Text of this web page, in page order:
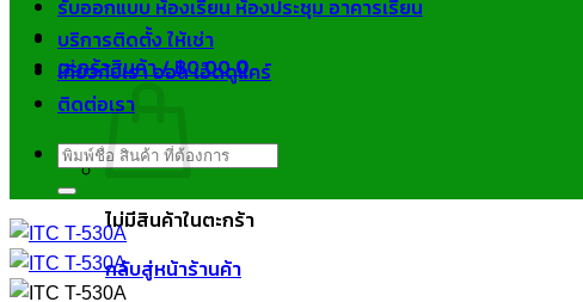
ตะกร้าสินค้า /฿0.000
ไม่มีสินค้าในตะกร้า
กลับสู่หน้าร้านค้า
รับออกแบบ ห้องเรียน ห้องประชุม อาคารเรียน
บริการติดตั้ง ให้เช่า
เกี่ยวกับเรา ออล เอ็ดดูแคร์
ติดต่อเรา
ค้นหา: